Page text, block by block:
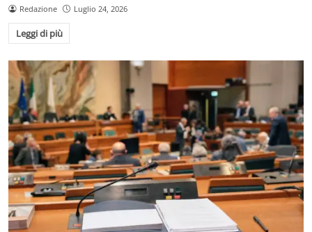
Redazione Luglio 24, 2026
Leggi di più